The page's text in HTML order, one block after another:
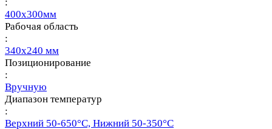
400х300мм
Рабочая область
:
340х240 мм
Позиционирование
:
Вручную
Диапазон температур
:
Верхний 50-650°С, Нижний 50-350°С